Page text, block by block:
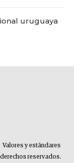
uruguaya
Valores y estándares
reservados.